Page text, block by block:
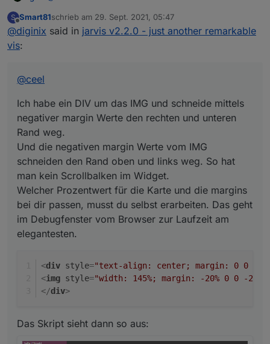
Ich habe ein DIV um das IMG und schneide mittels
negativer margin Werte den rechten und unteren Rand
dir passen, musst du selbst erarbeiten. Das geht im
elegantesten.
S
Offline
Smart81schrieb am 29. Sept. 2021, 05:47
zuletzt editiert von
@diginix said in jarvis v2.2.0 - just another remarkable
vis:
@ceel
Ich habe ein DIV um das IMG und schneide mittels
negativer margin Werte den rechten und unteren
Rand weg.
Und die negativen margin Werte vom IMG
schneiden den Rand oben und links weg. So hat
man kein Scrollbalken im Widget.
Welcher Prozentwert für die Karte und die margins
bei dir passen, musst du selbst erarbeiten. Das geht
im Debugfenster vom Browser zur Laufzeit am
elegantesten.
<div style="text-align: center; margin: 0 0 -
<img style="width: 145%; margin: -20% 0 0 -
</div>
Das Skript sieht dann so aus: